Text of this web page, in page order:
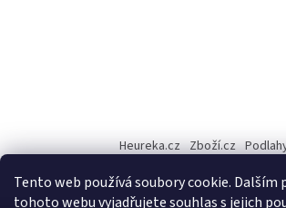
Tento web používá soubory cookie. Dalším
tohoto webu vyjadřujete souhlas s jejich
Heureka.cz Zboží.cz